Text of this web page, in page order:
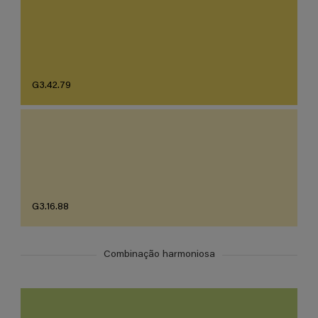
G3.42.79
G3.16.88
Combinação harmoniosa